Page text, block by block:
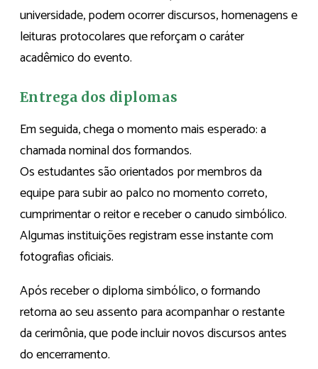
universidade, podem ocorrer discursos, homenagens e
leituras protocolares que reforçam o caráter
acadêmico do evento.
Entrega dos diplomas
Em seguida, chega o momento mais esperado: a
chamada nominal dos formandos.
Os estudantes são orientados por membros da
equipe para subir ao palco no momento correto,
cumprimentar o reitor e receber o canudo simbólico.
Algumas instituições registram esse instante com
fotografias oficiais.
Após receber o diploma simbólico, o formando
retorna ao seu assento para acompanhar o restante
da cerimônia, que pode incluir novos discursos antes
do encerramento.